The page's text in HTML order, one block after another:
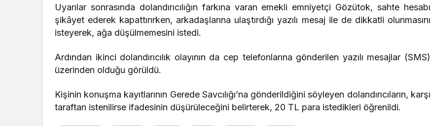
Uyarılar sonrasında dolandırıcılığın farkına varan emekli emniyetçi Gözütok, sahte hesabı
şikâyet ederek kapattırırken, arkadaşlarına ulaştırdığı yazılı mesaj ile de dikkatli olunmasını
isteyerek, ağa düşülmemesini istedi.
Ardından ikinci dolandırıcılık olayının da cep telefonlarına gönderilen yazılı mesajlar (SMS)
üzerinden olduğu görüldü.
Kişinin konuşma kayıtlarının Gerede Savcılığı’na gönderildiğini söyleyen dolandırıcıların, karşı
taraftan istenilirse ifadesinin düşürüleceğini belirterek, 20 TL para istedikleri öğrenildi.